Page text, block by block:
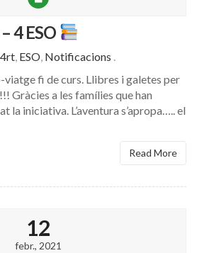
4 ESO
4rt, ESO, Notificacions .
viatge fi de curs. Llibres i galetes per
Gràcies a les famílies que han
la iniciativa. L’aventura s’apropa….. el
Read More
12
febr., 2021